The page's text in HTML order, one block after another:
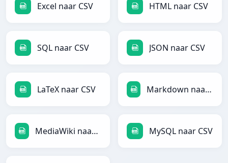
Excel naar CSV HTML naar CSV
SQL naar CSV JSON naar CSV
LaTeX naar CSV Markdown naar CSV
MediaWiki naar CSV MySQL naar CSV